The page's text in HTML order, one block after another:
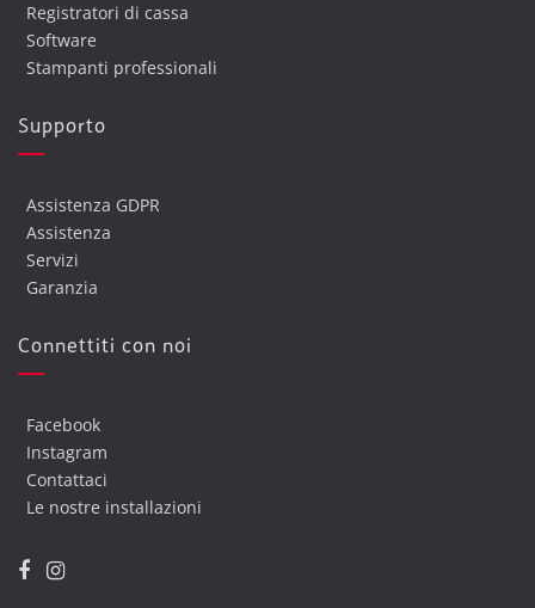
Registratori di cassa
Software
Stampanti professionali
Supporto
Assistenza GDPR
Assistenza
Servizi
Garanzia
Connettiti con noi
Facebook
Instagram
Contattaci
Le nostre installazioni